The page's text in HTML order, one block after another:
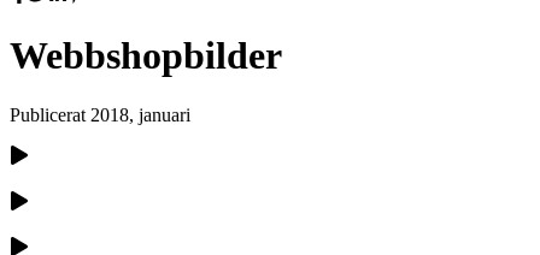
Webbshopbilder
Publicerat 2018, januari